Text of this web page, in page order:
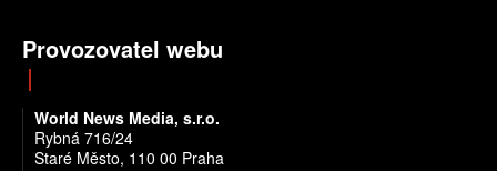
Provozovatel webu
World News Media, s.r.o.
Rybná 716/24
Staré Město, 110 00 Praha